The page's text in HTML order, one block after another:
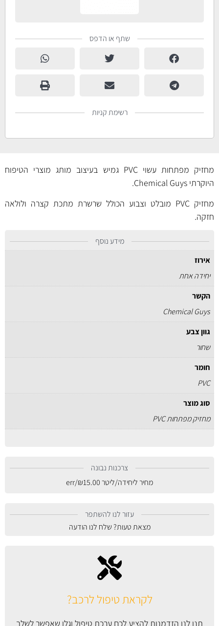
שתף או הדפס
רשימת קניות
לקראת טיפול לרכב?
תנו לנו הזדמנות להציע לכם ערכת טיפול וגלו שאפשר לשלב
מחזיק מפתחות עשוי PVC גמיש בעיצוב מותג מוצרי הטיפוח
היוקרתי Chemical Guys.
מחזיק PVC מובלט וצבוע הכולל שרשרת מתכת קצרה ולולאה
חזקה.
מידע נוסף
אירוז
יחידה אחת
הקשר
Chemical Guys
גוון צבע
שחור
חומר
PVC
סוג מוצר
מחזיק מפתחות PVC
צרכנות נבונה
מחיר ליחידה/ליטר
₪15.00
/err
עזור לנו להשתפר
מצאת טעות? שלח לנו הודעה